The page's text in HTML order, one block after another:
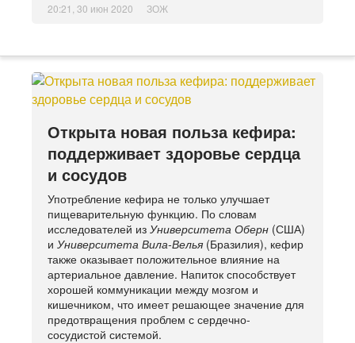
20:21, 30 июн 2020 ЗОЖ
Открыта новая польза кефира:
поддерживает здоровье сердца
и сосудов
Употребление кефира не только улучшает
пищеварительную функцию. По словам
исследователей из Университета Оберн (США)
и Университета Вила-Велья (Бразилия), кефир
также оказывает положительное влияние на
артериальное давление. Напиток способствует
хорошей коммуникации между мозгом и
кишечником, что имеет решающее значение для
предотвращения проблем с сердечно-
сосудистой системой.